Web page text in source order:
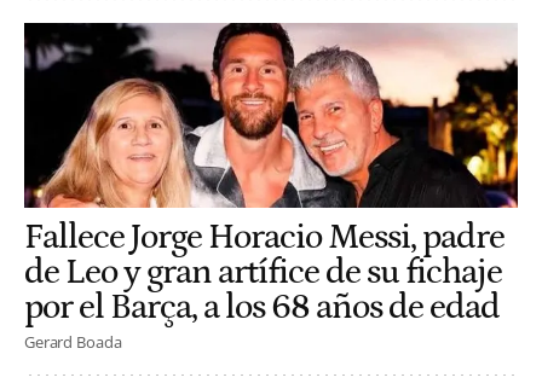
Fallece Jorge Horacio Messi, padre
de Leo y gran artífice de su fichaje
por el Barça, a los 68 años de edad
Gerard Boada